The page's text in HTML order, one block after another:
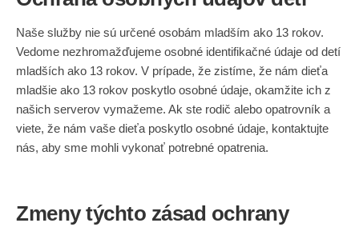
Naše služby nie sú určené osobám mladším ako 13 rokov.
Vedome nezhromažďujeme osobné identifikačné údaje od detí
mladších ako 13 rokov. V prípade, že zistíme, že nám dieťa
mladšie ako 13 rokov poskytlo osobné údaje, okamžite ich z
našich serverov vymažeme. Ak ste rodič alebo opatrovník a
viete, že nám vaše dieťa poskytlo osobné údaje, kontaktujte
nás, aby sme mohli vykonať potrebné opatrenia.
Zmeny týchto zásad ochrany